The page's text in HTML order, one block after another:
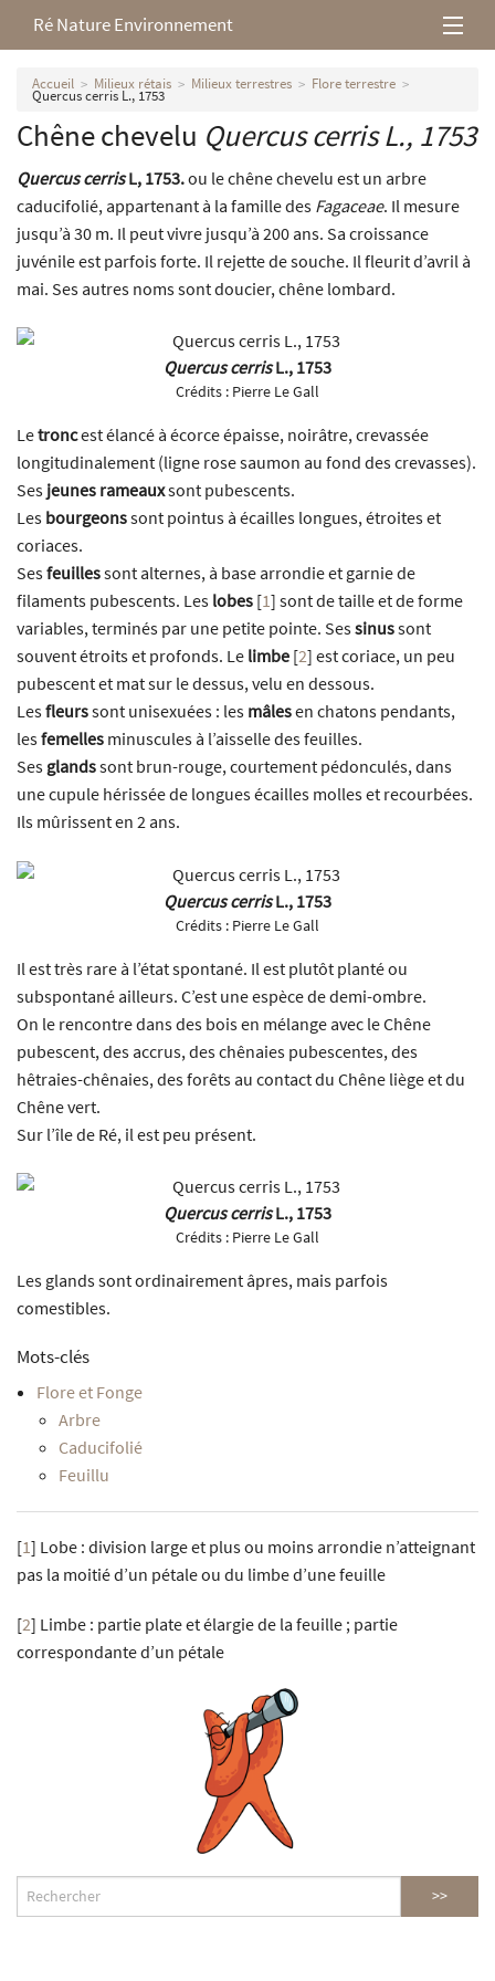
Ré Nature Environnement
L’association
Milieux rétais
Nos parutions
Accueil Milieux rétais Milieux terrestres Flore terrestre
Quercus cerris L., 1753
Chêne chevelu Quercus cerrisL., 1753
Quercus cerrisL, 1753.ou le chêne chevelu est un arbre
caducifolié, appartenant à la famille des Fagaceae. Il mesure
jusqu’à 30 m. Il peut vivre jusqu’à 200 ans. Sa croissance
juvénile est parfois forte. Il rejette de souche. Il fleurit d’avril à
mai. Ses autres noms sont doucier, chêne lombard.
Quercus cerrisL., 1753
Crédits : Pierre Le Gall
Letroncest élancé à écorce épaisse, noirâtre, crevassée
longitudinalement (ligne rose saumon au fond des crevasses).
Ses jeunes rameauxsont pubescents.
Les bourgeonssont pointus à écailles longues, étroites et
coriaces.
Sesfeuillessont alternes, à base arrondie et garnie de
filaments pubescents. Les lobes [1] sont de taille et de forme
variables, terminés par une petite pointe. Sessinussont
souvent étroits et profonds. Le limbe [2] est coriace, un peu
pubescent et mat sur le dessus, velu en dessous.
Lesfleurssont unisexuées : les mâlesen chatons pendants,
lesfemelles minuscules à l’aisselle des feuilles.
Ses glandssont brun-rouge, courtement pédonculés, dans
une cupule hérissée de longues écailles molles et recourbées.
Ils mûrissent en 2 ans.
Quercus cerrisL., 1753
Crédits : Pierre Le Gall
Il est très rare à l’état spontané. Il est plutôt planté ou
subspontané ailleurs. C’est une espèce de demi-ombre.
On le rencontre dans des bois en mélange avec le Chêne
pubescent, des accrus, des chênaies pubescentes, des
hêtraies-chênaies, des forêts au contact du Chêne liège et du
Chêne vert.
Sur l’île de Ré, il est peu présent.
Quercus cerrisL., 1753
Crédits : Pierre Le Gall
Les glands sont ordinairement âpres, mais parfois
comestibles.
Mots-clés
Flore et Fonge
Arbre
Caducifolié
Feuillu
[1] Lobe : division large et plus ou moins arrondie n’atteignant
pas la moitié d’un pétale ou du limbe d’une feuille
[2] Limbe : partie plate et élargie de la feuille ; partie
correspondante d’un pétale